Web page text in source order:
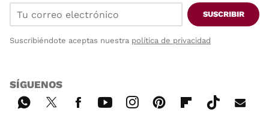
SUSCRIBIR
Suscribiéndote aceptas nuestra política de privacidad
SÍGUENOS